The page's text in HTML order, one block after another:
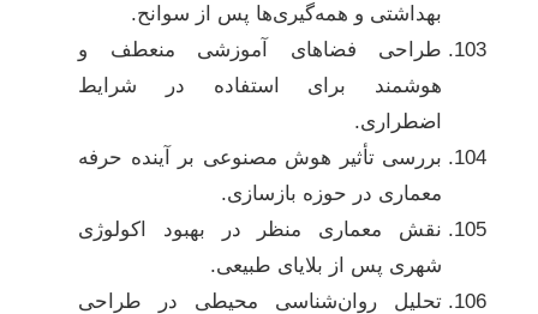
بهداشتی و همه‌گیری‌ها پس از سوانح.
طراحی فضاهای آموزشی منعطف و
هوشمند برای استفاده در شرایط
اضطراری.
بررسی تأثیر هوش مصنوعی بر آینده حرفه
معماری در حوزه بازسازی.
نقش معماری منظر در بهبود اکولوژی
شهری پس از بلایای طبیعی.
تحلیل روان‌شناسی محیطی در طراحی